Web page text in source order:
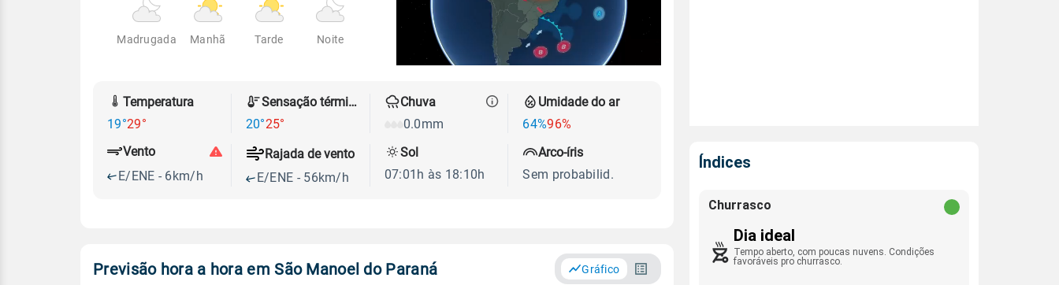
Madrugada Manhã Tarde Noite
Temperatura
19°29°
Sensação térmica
20°25°
Chuva
0.0mm
Umidade do ar
64%96%
Vento
E/ENE - 6km/h
Rajada de vento
E/ENE - 56km/h
Sol
07:01h às 18:10h
Arco-íris
Sem probabilid.
Previsão hora a hora em São Manoel do Paraná Gráfico
Índices
Churrasco
Dia ideal
Tempo aberto, com poucas nuvens. Condições
favoráveis pro churrasco.